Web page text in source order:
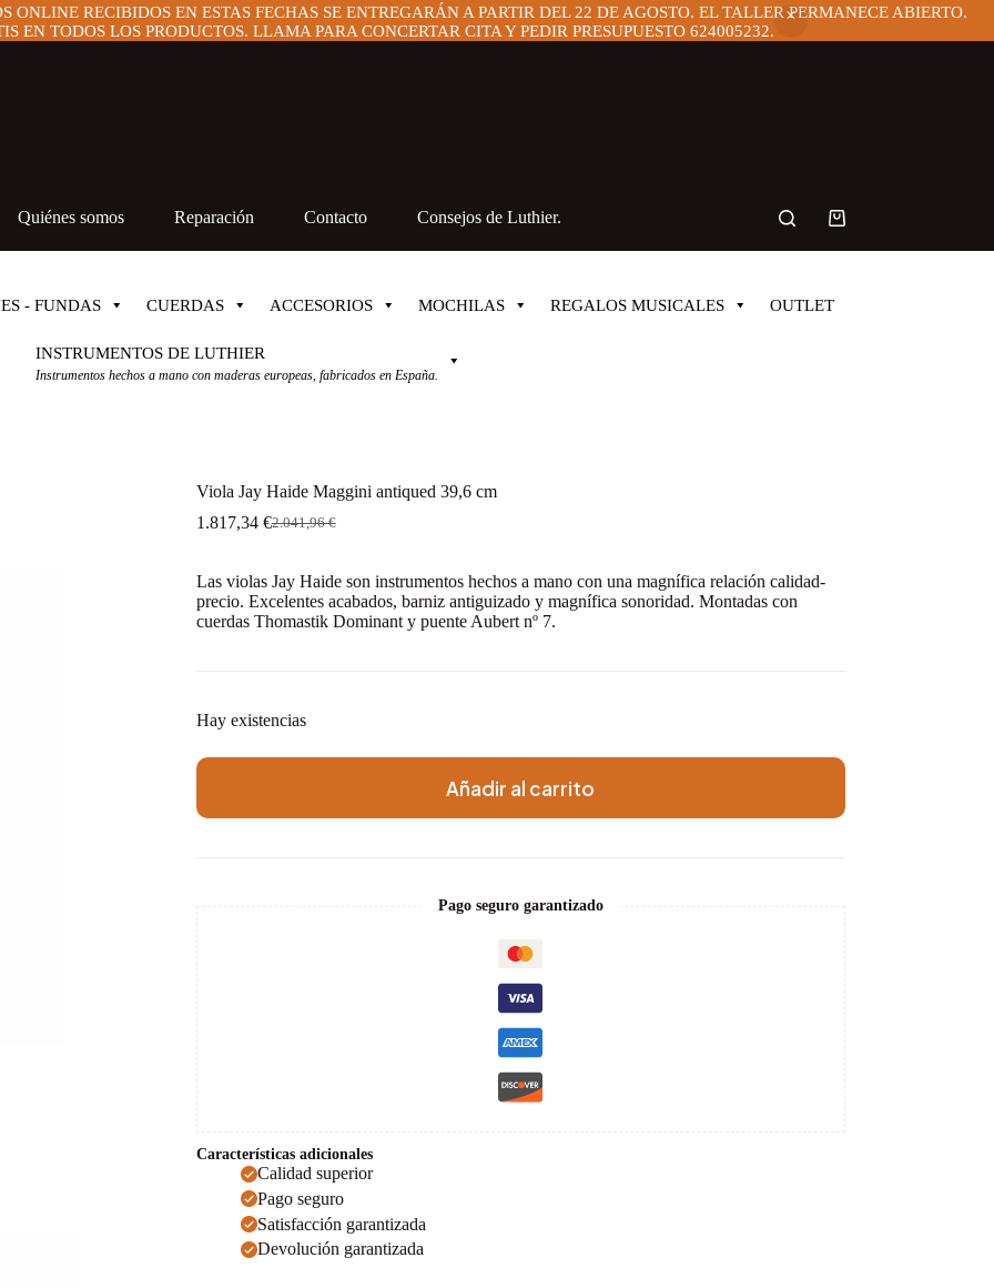
RECIBIDOS EN ESTAS FECHAS SE ENTREGARÁN A PARTIR DEL 22 DE AGOSTO. EL TALLER PERMANECE ABIERTO.
EN TODOS LOS PRODUCTOS. LLAMA PARA CONCERTAR CITA Y PEDIR PRESUPUESTO 624005232.
Quiénes somos Reparación Contacto Consejos de Luthier.
Carro
- FUNDAS CUERDAS ACCESORIOS MOCHILAS REGALOS MUSICALES OUTLET
INSTRUMENTOS DE LUTHIER
Instrumentos hechos a mano con maderas europeas, fabricados en España.
Viola Jay Haide Maggini antiqued 39,6 cm
2.041,96€
El
original
era:
2.041,96 €.
1.817,34 €
El
actual
es:
1.817,34 €.
Las violas Jay Haide son instrumentos hechos a mano con una magnífica relación calidad-
precio. Excelentes acabados, barniz antiguizado y magnífica sonoridad. Montadas con
cuerdas Thomastik Dominant y puente Aubert nº 7.
Hay existencias
Añadir al carrito
Pago seguro garantizado
Características adicionales
Calidad superior
Pago seguro
Satisfacción garantizada
Devolución garantizada